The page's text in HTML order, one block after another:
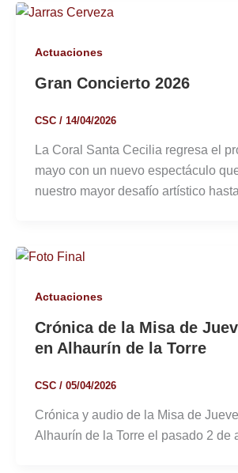
Actuaciones
Gran Concierto 2026
CSC / 14/04/2026
La Coral Santa Cecilia regresa el
mayo con un nuevo espectáculo
nuestro mayor desafío artístico
Actuaciones
Crónica de la Misa de
en Alhaurín de la Torre
CSC / 05/04/2026
Crónica y audio de la Misa de
Alhaurín de la Torre el pasado 2 de